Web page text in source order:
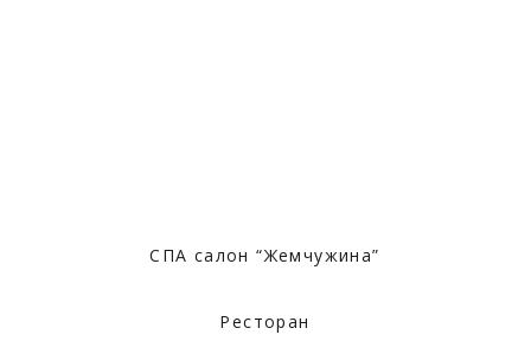
СПА салон “Жемчужина”
Ресторан